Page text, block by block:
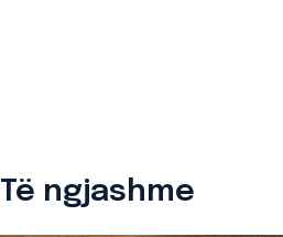
Të ngjashme